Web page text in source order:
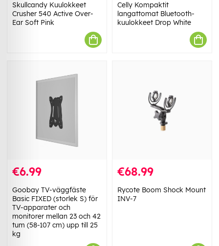
Skullcandy Kuulokkeet
Crusher 540 Active Over-
Ear Soft Pink
Celly Kompaktit
langattomat Bluetooth-
kuulokkeet Drop White
€6.99
Goobay TV-väggfäste
Basic FIXED (storlek S) för
TV-apparater och
monitorer mellan 23 och 42
tum (58-107 cm) upp till 25
kg
€68.99
Rycote Boom Shock Mount
INV-7